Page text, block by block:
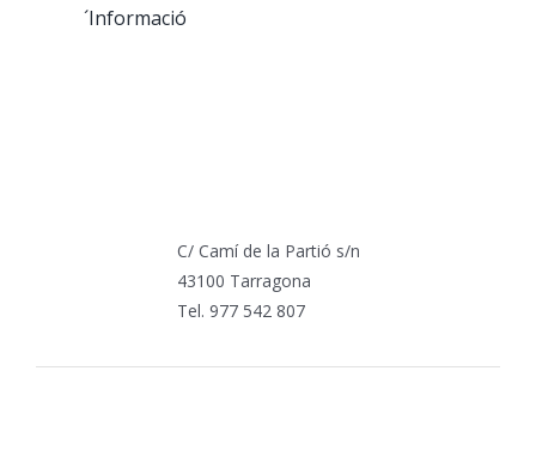
´Informació
C/ Camí de la Partió s/n
43100 Tarragona
Tel. 977 542 807